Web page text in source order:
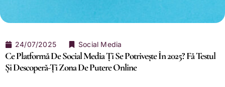
24/07/2025 Social Media
Ce Platformă De Social Media Ți Se Potrivește În 2025? Fă Testul
Și Descoperă-Ți Zona De Putere Online